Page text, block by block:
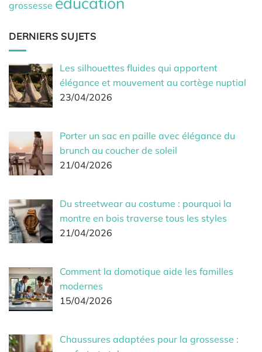
grossesse
DERNIERS SUJETS
Les silhouettes fluides qui apportent
élégance et mouvement au cortège nuptial
23/04/2026
Porter un sac en paille avec élégance du
brunch au coucher de soleil
21/04/2026
Du streetwear au costume : pourquoi la
montre en bois traverse tous les styles
21/04/2026
Comment la domotique aide les familles
modernes
15/04/2026
Chaussures adaptées pour la grossesse :